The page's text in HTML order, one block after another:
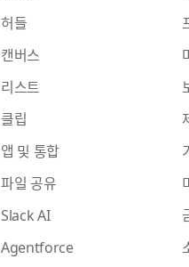
허들
캔버스
리스트
클립
앱 및 통합
파일 공유
Slack AI
Agentforce